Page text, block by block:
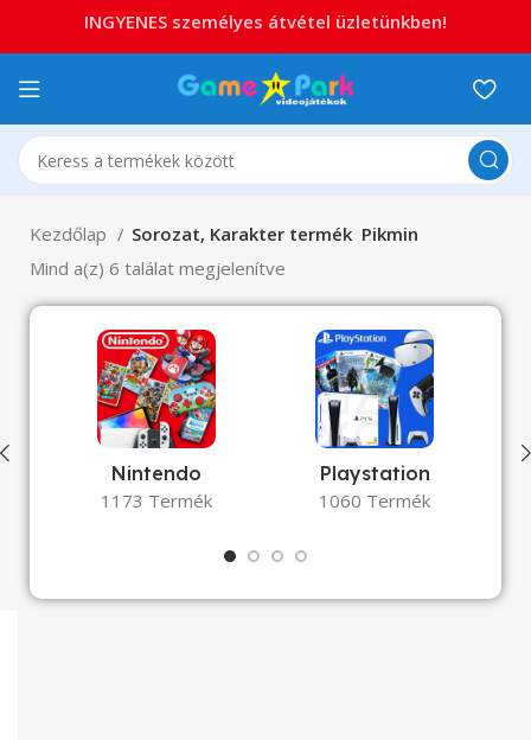
Kezdőlap Sorozat, Karakter termék Pikmin
Mind a(z) 6 találat megjelenítve
Nintendo
1173 Termék
Playstation
1060 Termék
INGYENES személyes átvétel üzletünkben!